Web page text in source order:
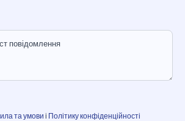
та умови і Політику конфіденційності